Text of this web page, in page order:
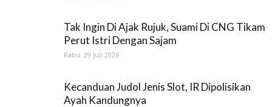
Tak Ingin Di Ajak Rujuk, Suami Di CNG Tikam
Perut Istri Dengan Sajam
Rabu, 29 Juli 2026
Kecanduan Judol Jenis Slot, IR Dipolisikan
Ayah Kandungnya